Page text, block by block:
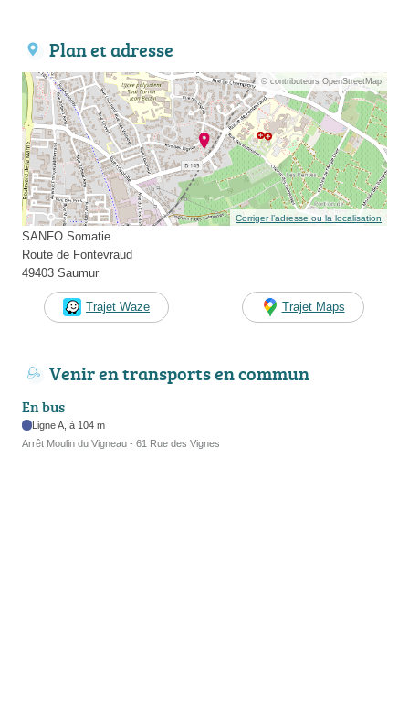
Plan et adresse
© contributeurs OpenStreetMap
Corriger l’adresse ou la localisation
SANFO Somatie
Route de Fontevraud
49403 Saumur
Trajet Waze Trajet Maps
Venir en transports en commun
En bus
Ligne A, à 104 m
Arrêt Moulin du Vigneau - 61 Rue des Vignes